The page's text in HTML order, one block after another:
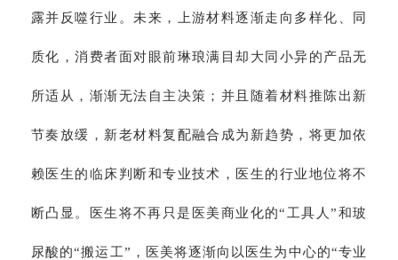
露并反噬行业。未来，上游材料逐渐走向多样化、同
质化，消费者面对眼前琳琅满目却大同小异的产品无
所适从，渐渐无法自主决策；并且随着材料推陈出新
节奏放缓，新老材料复配融合成为新趋势，将更加依
赖医生的临床判断和专业技术，医生的行业地位将不
断凸显。医生将不再只是医美商业化的“工具人”和玻
尿酸的“搬运工”，医美将逐渐向以医生为中心的“专业